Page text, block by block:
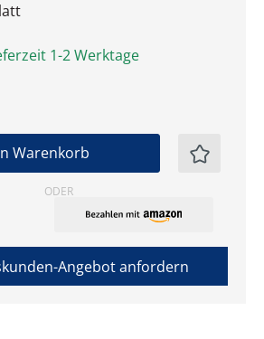
1-2 Werktage
Gib den
Warenkorb
ODER
Angebot anfordern